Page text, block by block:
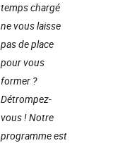
temps chargé
ne vous laisse
pas de place
pour vous
former ?
Détrompez-
vous ! Notre
programme est